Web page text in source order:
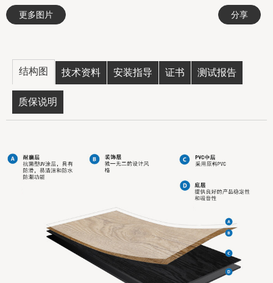
更多图片 分享
结构图 技术资料 安装指导 证书 测试报告
质保说明